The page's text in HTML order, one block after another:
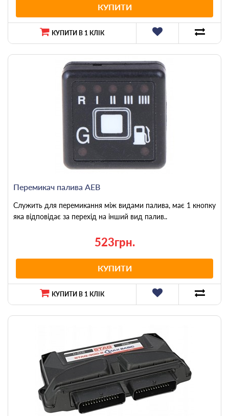
КУПИТИ
КУПИТИ В 1 КЛІК
Перемикач палива AEB
Служить для перемикання між видами палива, має 1 кнопку
яка відповідає за перехід на інший вид палив..
523грн.
КУПИТИ
КУПИТИ В 1 КЛІК